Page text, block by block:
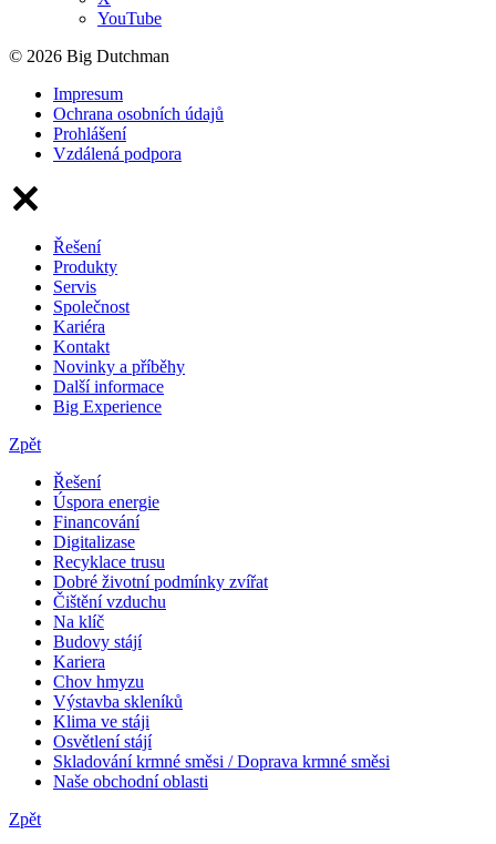
YouTube
© 2026 Big Dutchman
Impresum
Ochrana osobních údajů
Prohlášení
Vzdálená podpora
Řešení
Produkty
Servis
Společnost
Kariéra
Kontakt
Novinky a příběhy
Další informace
Big Experience
Zpět
Řešení
Úspora energie
Financování
Digitalizase
Recyklace trusu
Dobré životní podmínky zvířat
Čištění vzduchu
Na klíč
Budovy stájí
Kariera
Chov hmyzu
Výstavba skleníků
Klima ve stáji
Osvětlení stájí
Skladování krmné směsi / Doprava krmné směsi
Naše obchodní oblasti
Zpět